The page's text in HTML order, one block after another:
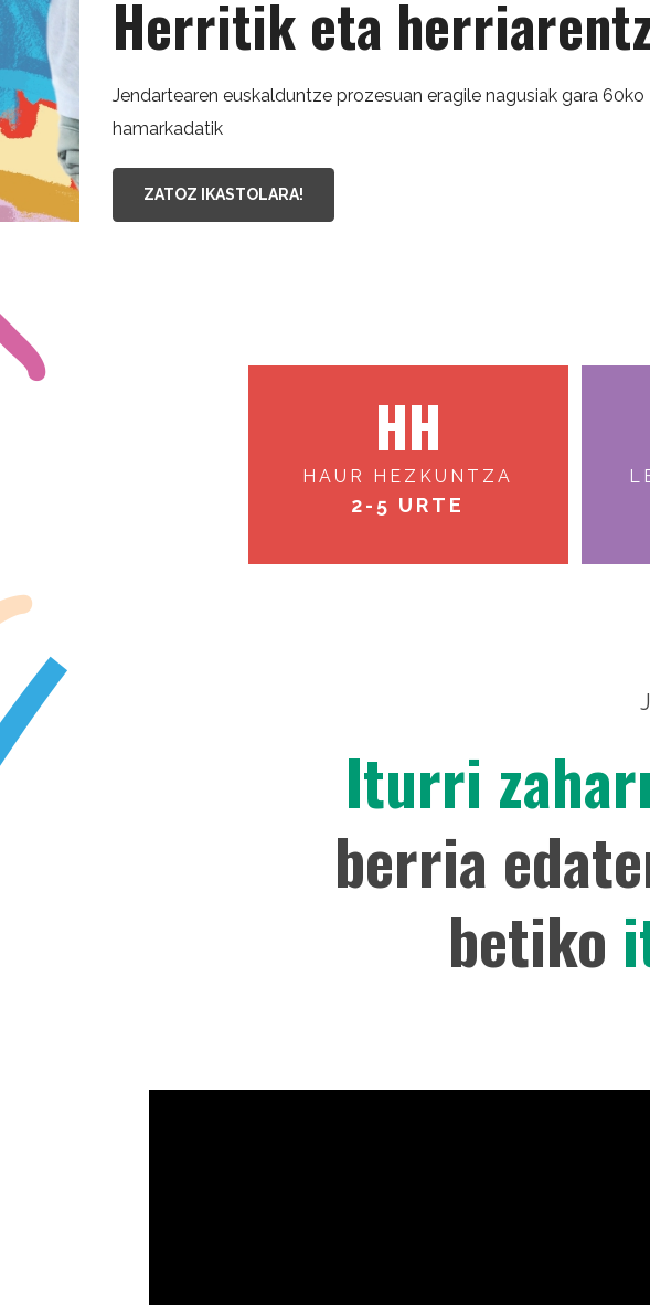
Herritik eta
Jendartearen euskalduntze prozesuan eragile nagusiak gara 60ko
hamarkadatik
ZATOZ IKASTOLARA!
HH
HAUR HEZKUNTZA
2-5 URTE
Iturri
berria
betiko